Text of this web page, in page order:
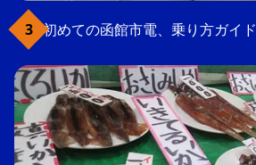
初めての函館市電、乗り方ガイド